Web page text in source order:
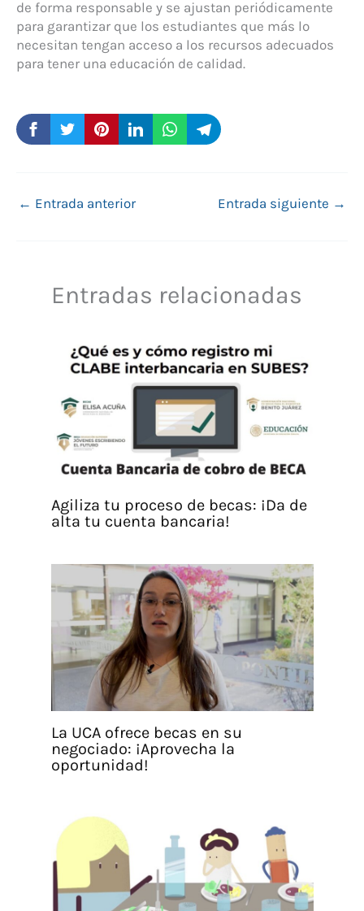
de forma responsable y se ajustan periódicamente
para garantizar que los estudiantes que más lo
necesitan tengan acceso a los recursos adecuados
para tener una educación de calidad.
← Entrada anterior Entrada siguiente →
Entradas relacionadas
Agiliza tu proceso de becas: ¡Da de
alta tu cuenta bancaria!
La UCA ofrece becas en su
negociado: ¡Aprovecha la
oportunidad!